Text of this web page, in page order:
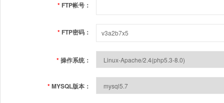
* FTP帐号：
* FTP密码：
*操作系统：
*MYSQL版本：